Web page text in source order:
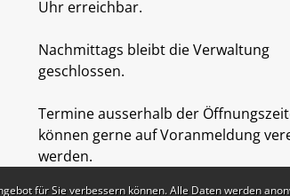
Uhr erreichbar.
Nachmittags bleibt die Verwaltung
geschlossen.
Termine ausserhalb der
können gerne auf Voranmeldung
werden.
für Sie verbessern können. Alle Daten werden